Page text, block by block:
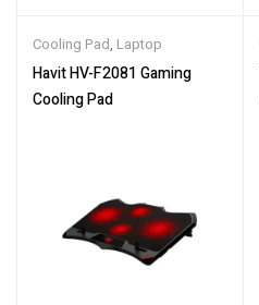
t
e
f
5
Cooling Pad, Laptop
Havit HV-F2081 Gaming
Cooling Pad